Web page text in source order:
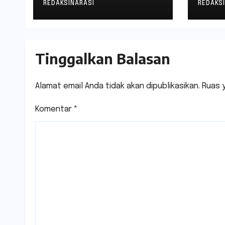
Ekonomi dan
Lingkungan
REDAKSINARASI
Tinggalkan Balasan
Alamat email Anda tidak akan dipublikasikan. Ruas
Komentar *